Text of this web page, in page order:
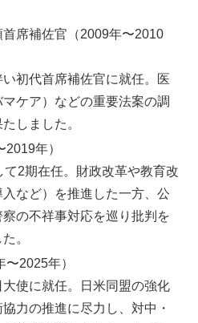
席補佐官（2009年〜2010
初代首席補佐官に就任。医
ケア）などの重要法案の調
しました。
年）
2期在任。財政改革や教育改
など）を推進した一方、公
の不祥事対応を巡り批判を
。
2025年）
使に就任。日米同盟の強化
力の推進に尽力し、対中・